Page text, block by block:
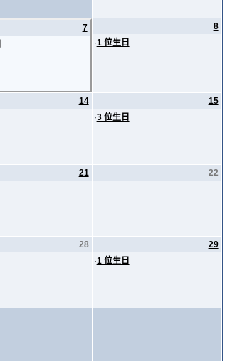
7
8
·1 位生日
14
15
·3 位生日
21
22
28
29
·1 位生日